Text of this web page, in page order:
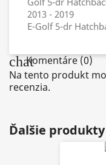
2013 - 2019
E-Golf 5-dr
chatKomentáre (0)
Na tento produkt
recenzia.
Ďalšie